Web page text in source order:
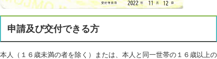
申請及び交付できる方
本人（１６歳未満の者を除く）または、本人と同一世帯の１６歳以上の